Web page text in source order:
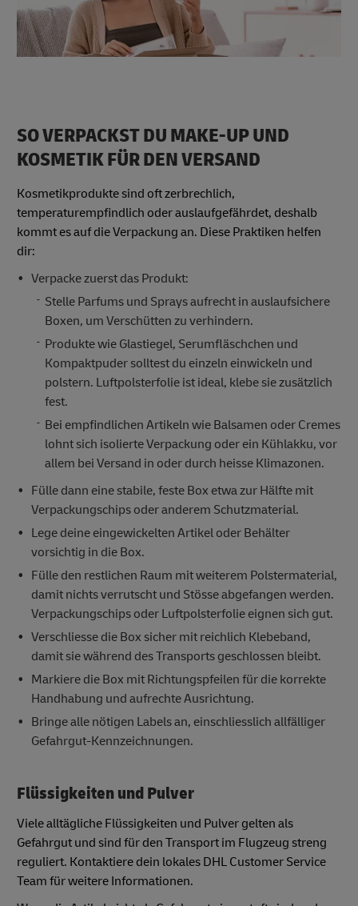
SO VERPACKST DU MAKE-UP UND
KOSMETIK FÜR DEN VERSAND
Kosmetikprodukte sind oft zerbrechlich,
temperaturempfindlich oder auslaufgefährdet, deshalb
kommt es auf die Verpackung an. Diese Praktiken helfen
dir:
Verpacke zuerst das Produkt:
Stelle Parfums und Sprays aufrecht in auslaufsichere
Boxen, um Verschütten zu verhindern.
Produkte wie Glastiegel, Serumfläschchen und
Kompaktpuder solltest du einzeln einwickeln und
polstern. Luftpolsterfolie ist ideal, klebe sie zusätzlich
fest.
Bei empfindlichen Artikeln wie Balsamen oder Cremes
lohnt sich isolierte Verpackung oder ein Kühlakku, vor
allem bei Versand in oder durch heisse Klimazonen.
Fülle dann eine stabile, feste Box etwa zur Hälfte mit
Verpackungschips oder anderem Schutzmaterial.
Lege deine eingewickelten Artikel oder Behälter
vorsichtig in die Box.
Fülle den restlichen Raum mit weiterem Polstermaterial,
damit nichts verrutscht und Stösse abgefangen werden.
Verpackungschips oder Luftpolsterfolie eignen sich gut.
Verschliesse die Box sicher mit reichlich Klebeband,
damit sie während des Transports geschlossen bleibt.
Markiere die Box mit Richtungspfeilen für die korrekte
Handhabung und aufrechte Ausrichtung.
Bringe alle nötigen Labels an, einschliesslich allfälliger
Gefahrgut-Kennzeichnungen.
Flüssigkeiten und Pulver
Viele alltägliche Flüssigkeiten und Pulver gelten als
Gefahrgut und sind für den Transport im Flugzeug streng
reguliert. Kontaktiere dein lokales DHL Customer Service
Team für weitere Informationen.